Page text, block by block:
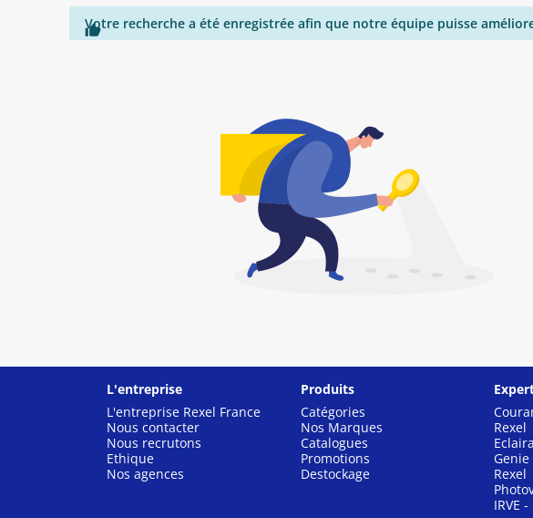

Votre recherche a été enregistrée afin que notre équipe puisse
L'entreprise
L'entreprise Rexel France
Nous contacter
Nous recrutons
Ethique
Nos agences
Produits
Catégories
Nos Marques
Catalogues
Promotions
Destockage
Rexel
Rexel
IRVE